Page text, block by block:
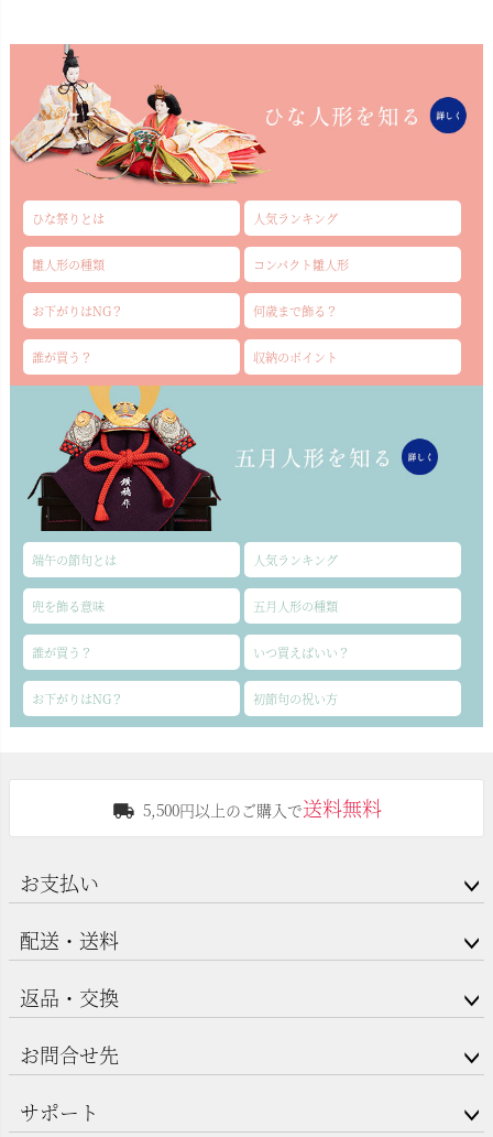
ひな祭りとは 人気ランキング
雛人形の種類 コンパクト雛人形
お下がりはNG？ 何歳まで飾る？
誰が買う？ 収納のポイント
端午の節句とは 人気ランキング
兜を飾る意味 五月人形の種類
誰が買う？ いつ買えばいい？
お下がりはNG？ 初節句の祝い方
5,500円以上のご購入で送料無料
お支払い
配送・送料
返品・交換
お問合せ先
サポート